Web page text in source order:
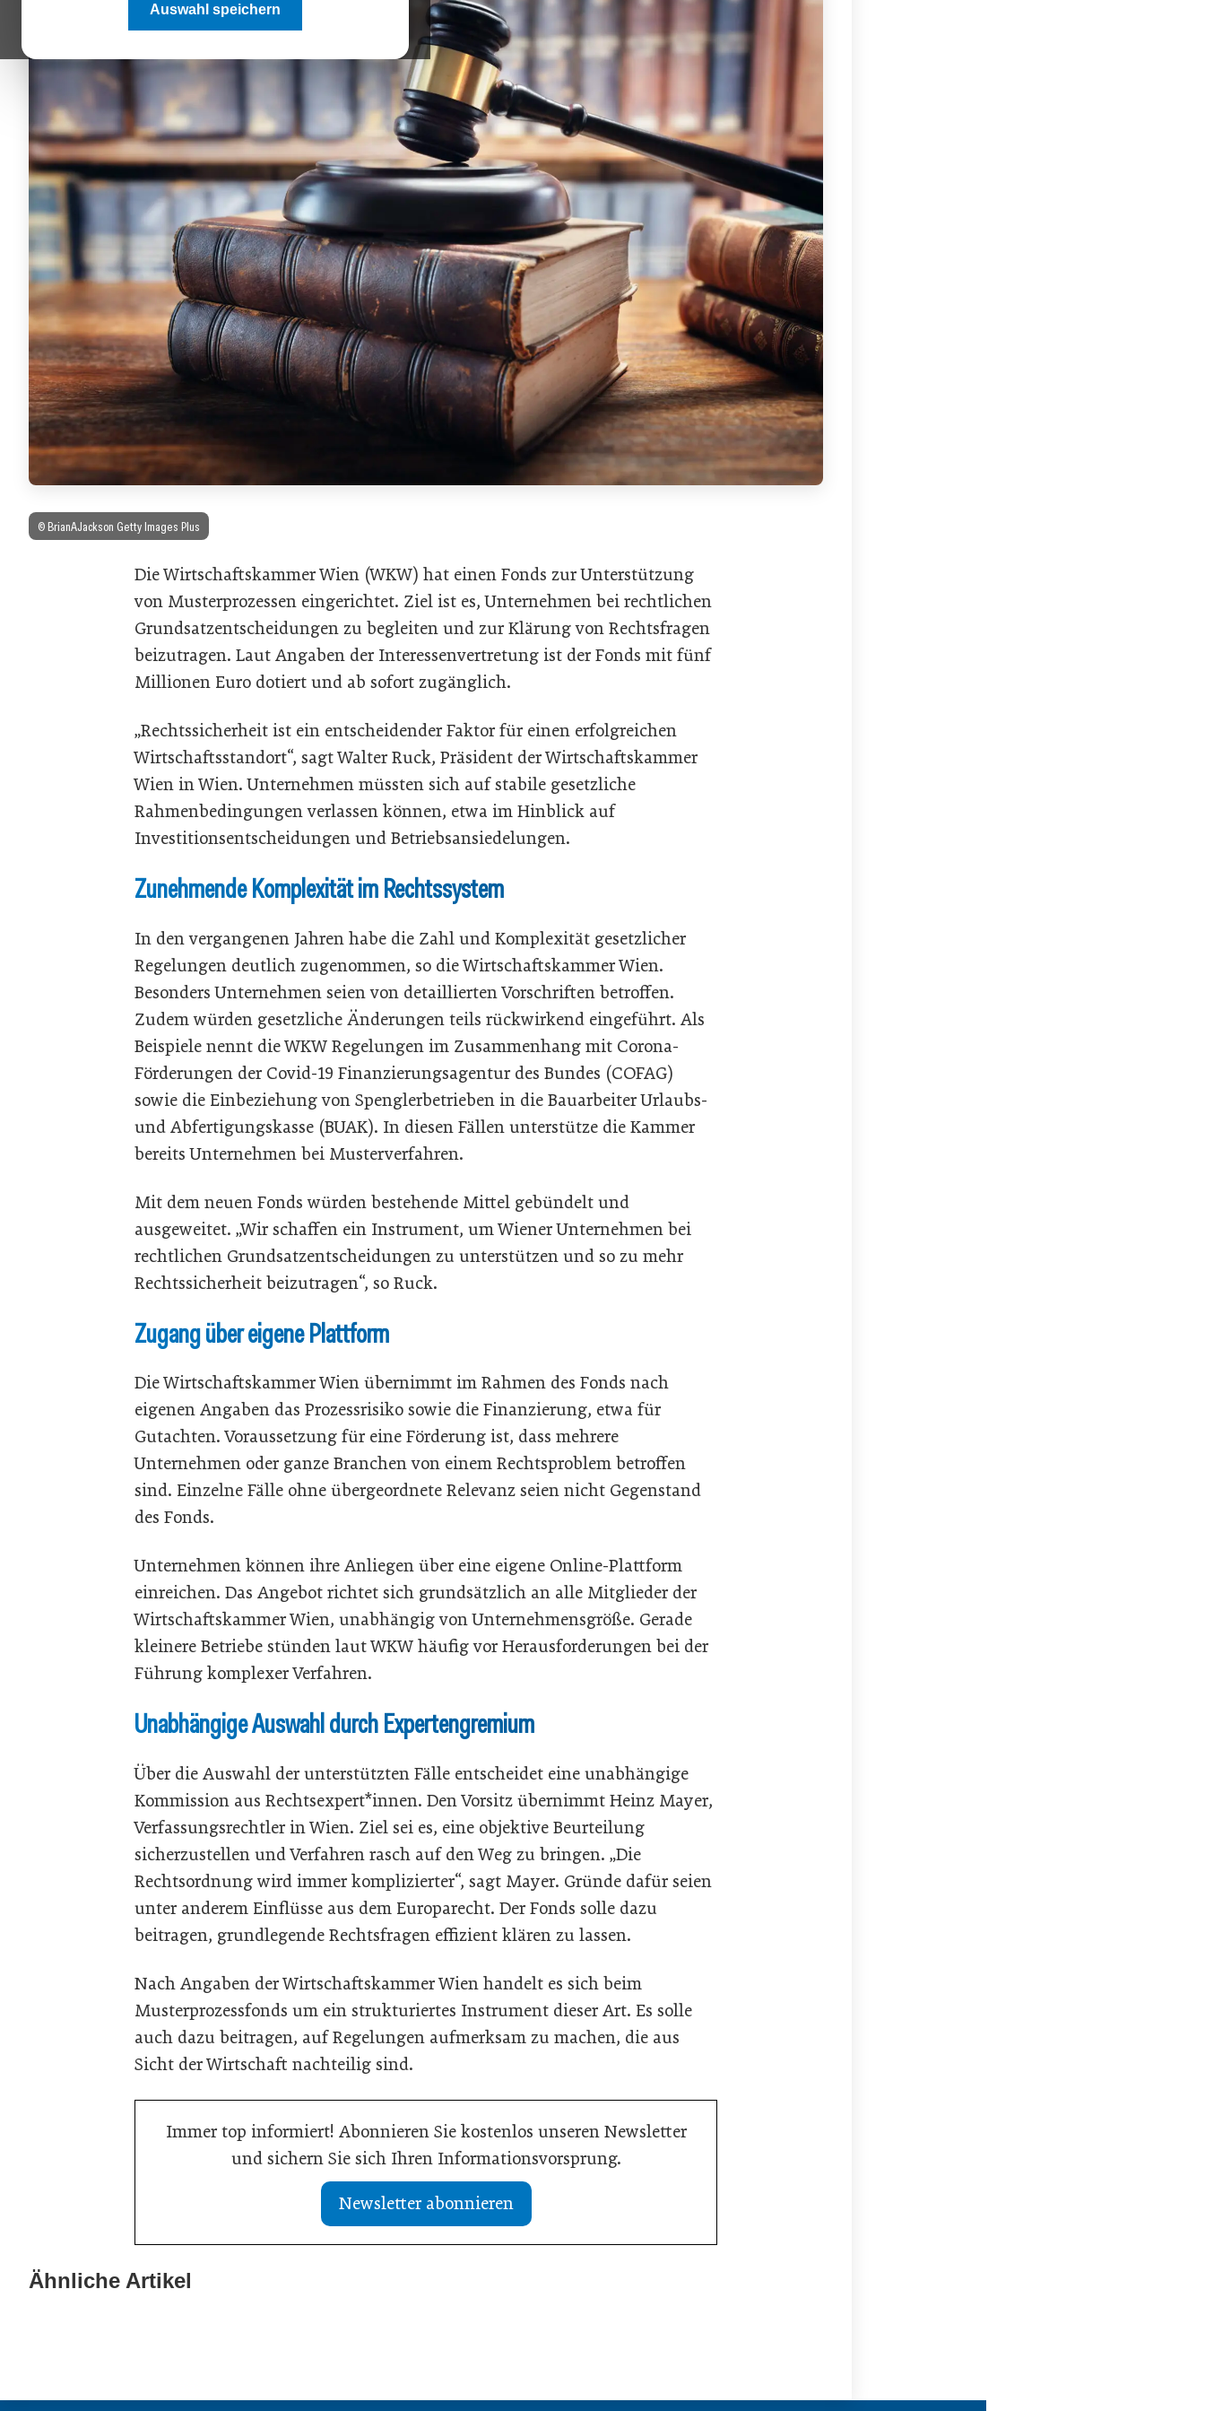
Auswahl speichern
© BrianAJackson Getty Images Plus
Die Wirtschaftskammer Wien (WKW) hat einen Fonds zur Unterstützung
von Musterprozessen eingerichtet. Ziel ist es, Unternehmen bei rechtlichen
Grundsatzentscheidungen zu begleiten und zur Klärung von Rechtsfragen
beizutragen. Laut Angaben der Interessenvertretung ist der Fonds mit fünf
Millionen Euro dotiert und ab sofort zugänglich.
„Rechtssicherheit ist ein entscheidender Faktor für einen erfolgreichen
Wirtschaftsstandort“, sagt Walter Ruck, Präsident der Wirtschaftskammer
Wien in Wien. Unternehmen müssten sich auf stabile gesetzliche
Rahmenbedingungen verlassen können, etwa im Hinblick auf
Investitionsentscheidungen und Betriebsansiedelungen.
Zunehmende Komplexität im Rechtssystem
In den vergangenen Jahren habe die Zahl und Komplexität gesetzlicher
Regelungen deutlich zugenommen, so die Wirtschaftskammer Wien.
Besonders Unternehmen seien von detaillierten Vorschriften betroffen.
Zudem würden gesetzliche Änderungen teils rückwirkend eingeführt. Als
Beispiele nennt die WKW Regelungen im Zusammenhang mit Corona-
Förderungen der Covid-19 Finanzierungsagentur des Bundes (COFAG)
sowie die Einbeziehung von Spenglerbetrieben in die Bauarbeiter Urlaubs-
und Abfertigungskasse (BUAK). In diesen Fällen unterstütze die Kammer
bereits Unternehmen bei Musterverfahren.
Mit dem neuen Fonds würden bestehende Mittel gebündelt und
ausgeweitet. „Wir schaffen ein Instrument, um Wiener Unternehmen bei
rechtlichen Grundsatzentscheidungen zu unterstützen und so zu mehr
Rechtssicherheit beizutragen“, so Ruck.
Zugang über eigene Plattform
Die Wirtschaftskammer Wien übernimmt im Rahmen des Fonds nach
eigenen Angaben das Prozessrisiko sowie die Finanzierung, etwa für
Gutachten. Voraussetzung für eine Förderung ist, dass mehrere
Unternehmen oder ganze Branchen von einem Rechtsproblem betroffen
sind. Einzelne Fälle ohne übergeordnete Relevanz seien nicht Gegenstand
des Fonds.
Unternehmen können ihre Anliegen über eine eigene Online-Plattform
einreichen. Das Angebot richtet sich grundsätzlich an alle Mitglieder der
Wirtschaftskammer Wien, unabhängig von Unternehmensgröße. Gerade
kleinere Betriebe stünden laut WKW häufig vor Herausforderungen bei der
Führung komplexer Verfahren.
Unabhängige Auswahl durch Expertengremium
Über die Auswahl der unterstützten Fälle entscheidet eine unabhängige
Kommission aus Rechtsexpert*innen. Den Vorsitz übernimmt Heinz Mayer,
Verfassungsrechtler in Wien. Ziel sei es, eine objektive Beurteilung
sicherzustellen und Verfahren rasch auf den Weg zu bringen. „Die
Rechtsordnung wird immer komplizierter“, sagt Mayer. Gründe dafür seien
unter anderem Einflüsse aus dem Europarecht. Der Fonds solle dazu
beitragen, grundlegende Rechtsfragen effizient klären zu lassen.
Nach Angaben der Wirtschaftskammer Wien handelt es sich beim
Musterprozessfonds um ein strukturiertes Instrument dieser Art. Es solle
auch dazu beitragen, auf Regelungen aufmerksam zu machen, die aus
Sicht der Wirtschaft nachteilig sind.
Immer top informiert! Abonnieren Sie kostenlos unseren Newsletter
und sichern Sie sich Ihren Informationsvorsprung.
Newsletter abonnieren
Ähnliche Artikel
Drei Viertel wünschen sich
lebensphasenorientierte
13. Juli 2026 13. Juli 2026